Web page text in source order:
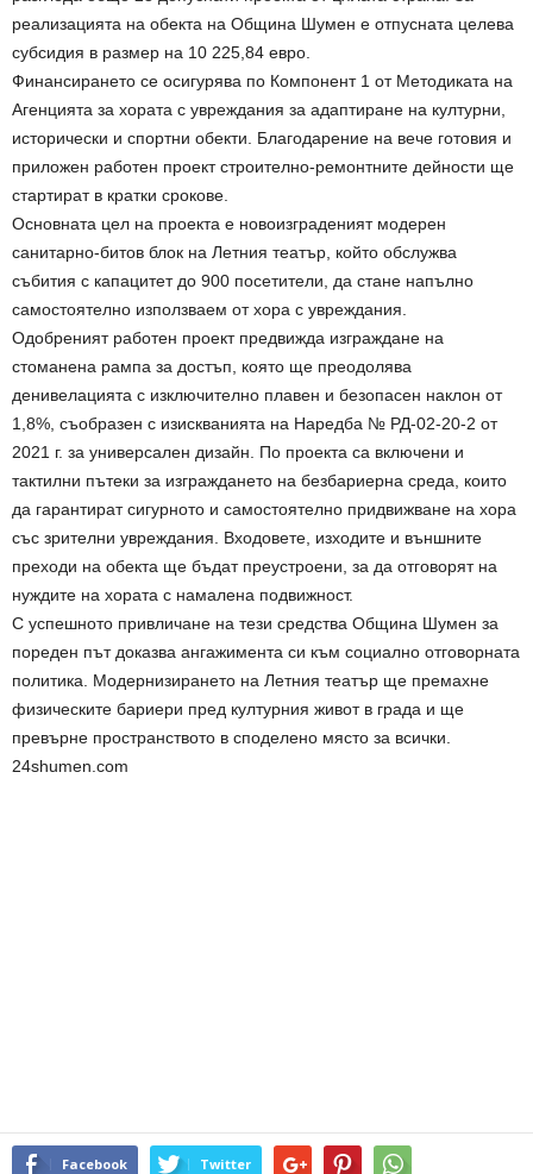
реализацията на обекта на Община Шумен е отпусната целева
субсидия в размер на 10 225,84 евро.
Финансирането се осигурява по Компонент 1 от Методиката на
Агенцията за хората с увреждания за адаптиране на културни,
исторически и спортни обекти. Благодарение на вече готовия и
приложен работен проект строително-ремонтните дейности ще
стартират в кратки срокове.
Основната цел на проекта е новоизграденият модерен
санитарно-битов блок на Летния театър, който обслужва
събития с капацитет до 900 посетители, да стане напълно
самостоятелно използваем от хора с увреждания.
Одобреният работен проект предвижда изграждане на
стоманена рампа за достъп, която ще преодолява
денивелацията с изключително плавен и безопасен наклон от
1,8%, съобразен с изискванията на Наредба № РД-02-20-2 от
2021 г. за универсален дизайн. По проекта са включени и
тактилни пътеки за изграждането на безбариерна среда, които
да гарантират сигурното и самостоятелно придвижване на хора
със зрителни увреждания. Входовете, изходите и външните
преходи на обекта ще бъдат преустроени, за да отговорят на
нуждите на хората с намалена подвижност.
С успешното привличане на тези средства Община Шумен за
пореден път доказва ангажимента си към социално отговорната
политика. Модернизирането на Летния театър ще премахне
физическите бариери пред културния живот в града и ще
превърне пространството в споделено място за всички.
24shumen.com
Facebook Twitter